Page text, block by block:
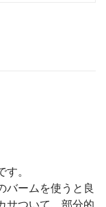
。
バームを使うと良
サついて、部分的